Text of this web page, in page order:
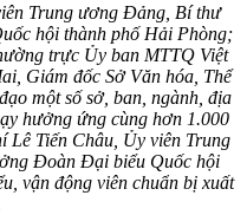
Trung ương Đảng, Bí thư
hội thành phố Hải Phòng;
trực Ủy ban MTTQ Việt
Giám đốc Sở Văn hóa, Thể
một số sở, ban, ngành, địa
hưởng ứng cùng hơn 1.000
Lê Tiến Châu, Ủy viên Trung
Đoàn Đại biểu Quốc hội
vận động viên chuẩn bị xuất